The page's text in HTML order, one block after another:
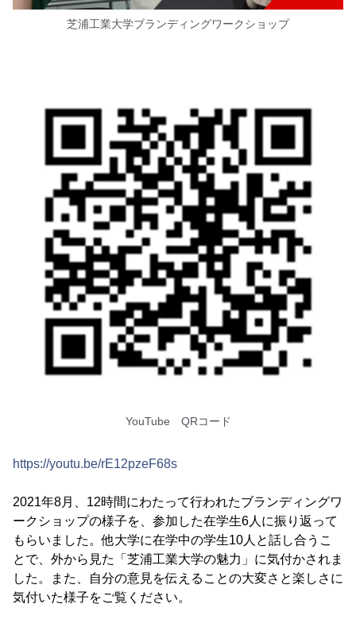
芝浦工業大学ブランディングワークショップ
YouTube QRコード
https://youtu.be/rE12pzeF68s
2021年8月、12時間にわたって行われたブランディングワ
ークショップの様子を、参加した在学生6人に振り返って
もらいました。他大学に在学中の学生10人と話し合うこ
とで、外から見た「芝浦工業大学の魅力」に気付かされま
した。また、自分の意見を伝えることの大変さと楽しさに
気付いた様子をご覧ください。